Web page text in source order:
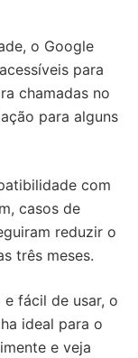
o Google
para
chamadas no
para alguns
com
casos de
reduzir o
três meses.
e fácil de usar, o
ideal para o
e veja